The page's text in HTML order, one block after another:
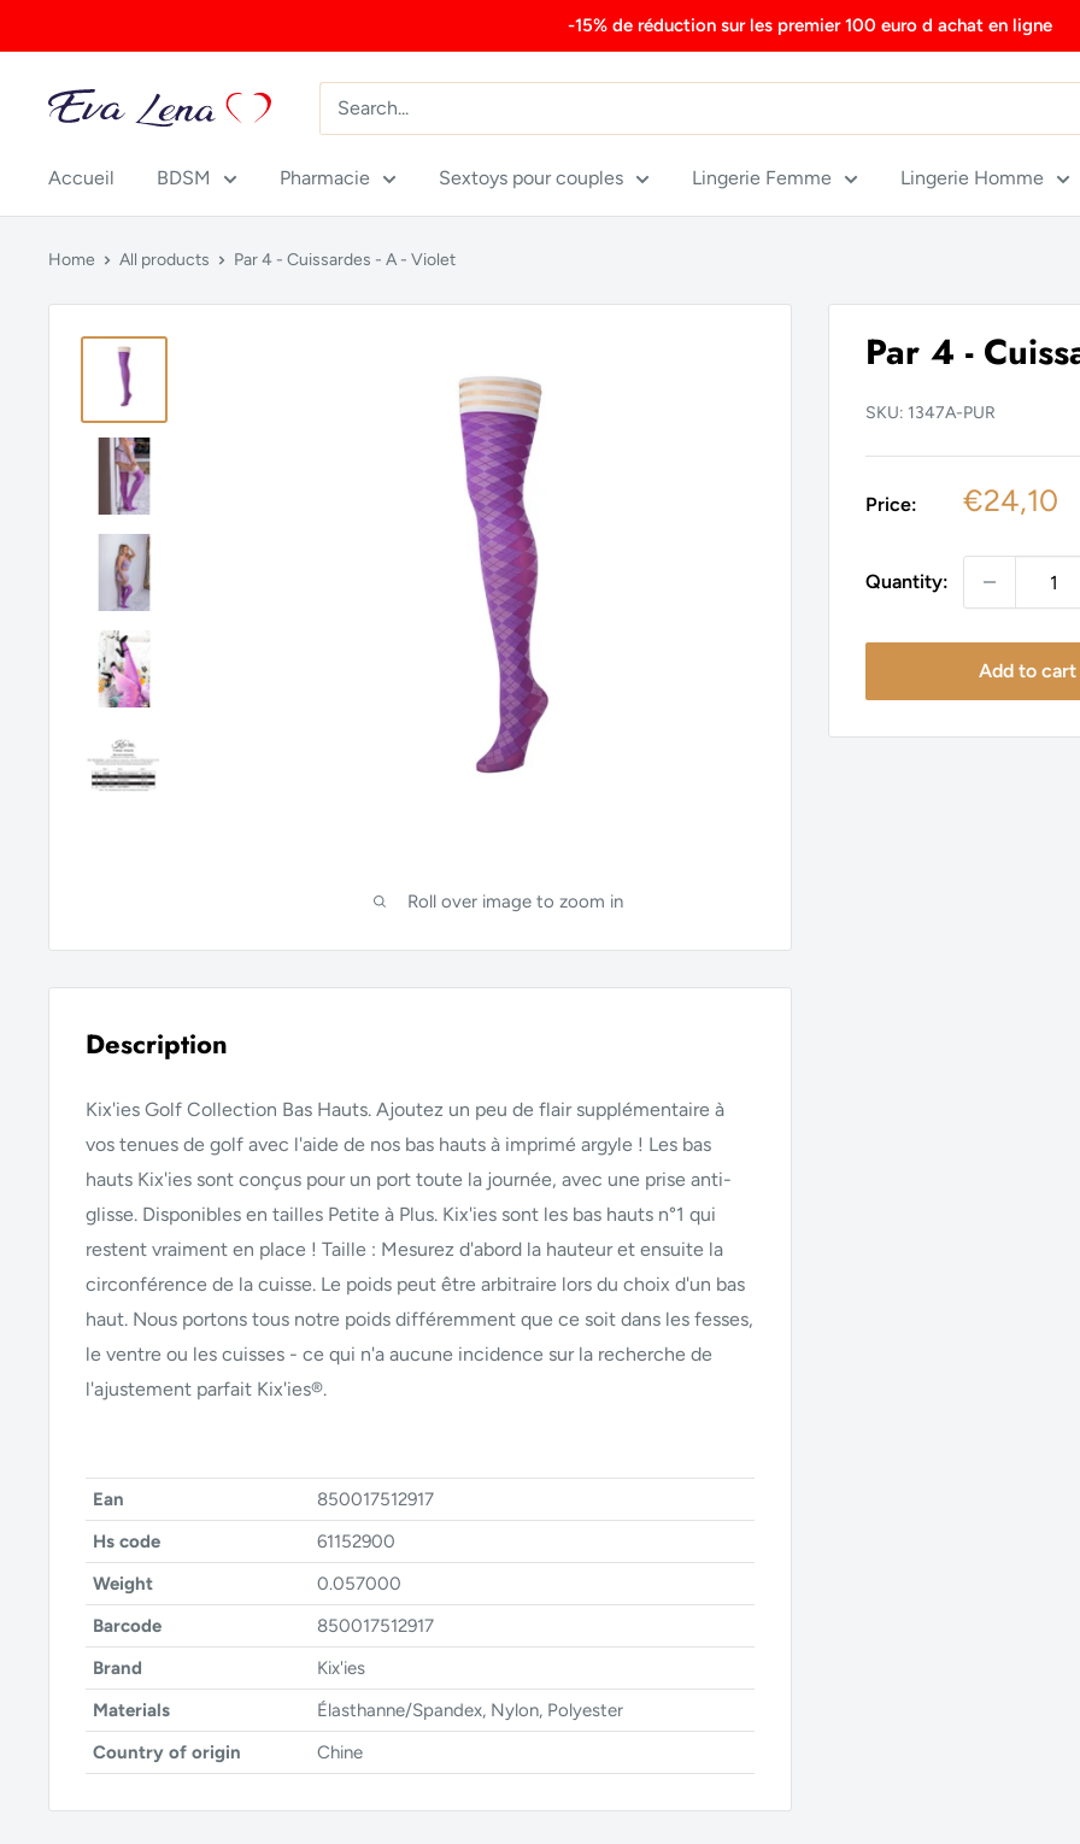
to
content
-15% de réduction sur les premier 100 euro d achat en ligne
Accueil BDSM Pharmacie Sextoys pour couples Lingerie Femme Lingerie Homme
Home All products Par 4 - Cuissardes - A - Violet
Roll over image to zoom in
Par 4 -
SKU: 1347A-PUR
Price:
Sale
€24,10
Quantity:
Add to cart
Description
Kix'ies Golf Collection Bas Hauts. Ajoutez un peu de flair supplémentaire à
vos tenues de golf avec l'aide de nos bas hauts à imprimé argyle ! Les bas
hauts Kix'ies sont conçus pour un port toute la journée, avec une prise anti-
glisse. Disponibles en tailles Petite à Plus. Kix'ies sont les bas hauts n°1 qui
restent vraiment en place ! Taille : Mesurez d'abord la hauteur et ensuite la
circonférence de la cuisse. Le poids peut être arbitraire lors du choix d'un bas
haut. Nous portons tous notre poids différemment que ce soit dans les fesses,
le ventre ou les cuisses - ce qui n'a aucune incidence sur la recherche de
l'ajustement parfait Kix'ies®.
Ean
850017512917
Hs code
61152900
Weight
0.057000
Barcode
850017512917
Brand
Kix'ies
Materials
Élasthanne/Spandex, Nylon, Polyester
Country of origin
Chine